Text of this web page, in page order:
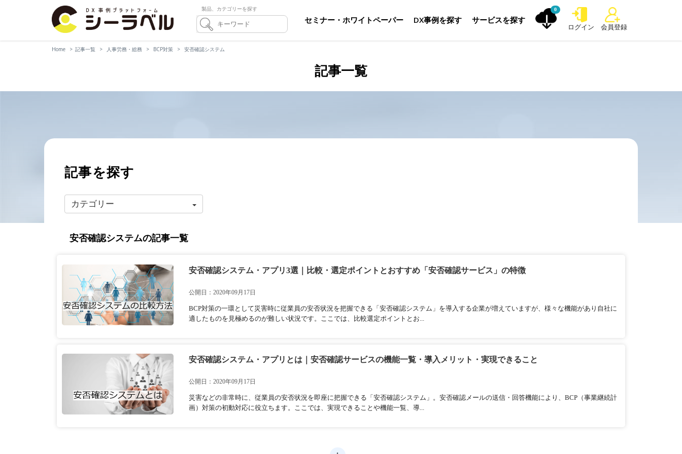
製品、カテゴリーを探す
セミナー・ホワイトペーパー DX事例を探す サービスを探す
0
ログイン 会員登録
Home 記事一覧 人事労務・総務 BCP対策 安否確認システム
記事一覧
記事を探す
カテゴリー
安否確認システムの記事一覧
安否確認システム・アプリ3選｜比較・選定ポイントとおすすめ「安否確認サービス」の特徴
公開日：2020年09月17日
BCP対策の一環として災害時に従業員の安否状況を把握できる「安否確認システム」を導入する企業が増えていますが、様々な機能があり自社に
適したものを見極めるのが難しい状況です。ここでは、比較選定ポイントとお...
安否確認システム・アプリとは｜安否確認サービスの機能一覧・導入メリット・実現できること
公開日：2020年09月17日
災害などの非常時に、従業員の安否状況を即座に把握できる「安否確認システム」。安否確認メールの送信・回答機能により、BCP（事業継続計
画）対策の初動対応に役立ちます。ここでは、実現できることや機能一覧、導...